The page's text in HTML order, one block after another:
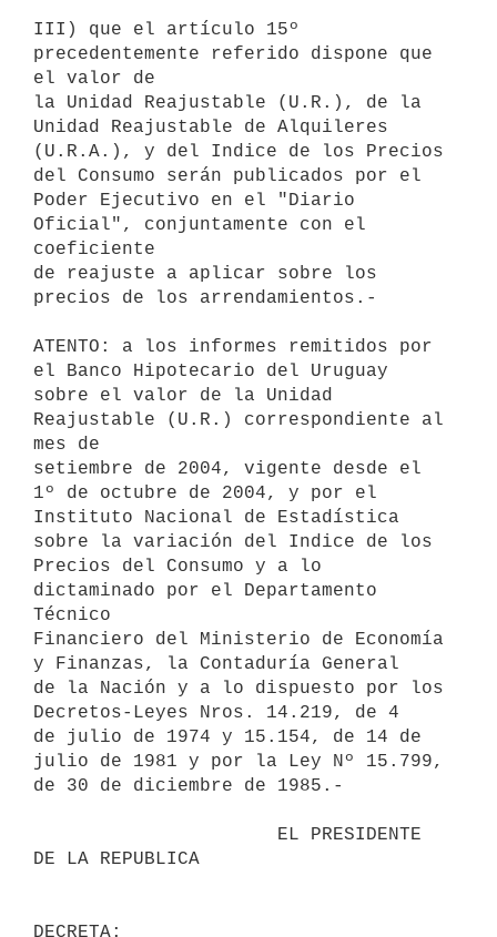
III) que el artículo 15º
precedentemente referido dispone que
el valor de
la Unidad Reajustable (U.R.), de la
Unidad Reajustable de Alquileres
(U.R.A.), y del Indice de los Precios
del Consumo serán publicados por el
Poder Ejecutivo en el "Diario
Oficial", conjuntamente con el
coeficiente
de reajuste a aplicar sobre los
precios de los arrendamientos.-
ATENTO: a los informes remitidos por
el Banco Hipotecario del Uruguay
sobre el valor de la Unidad
Reajustable (U.R.) correspondiente al
mes de
setiembre de 2004, vigente desde el
1º de octubre de 2004, y por el
Instituto Nacional de Estadística
sobre la variación del Indice de los
Precios del Consumo y a lo
dictaminado por el Departamento
Técnico
Financiero del Ministerio de Economía
y Finanzas, la Contaduría General
de la Nación y a lo dispuesto por los
Decretos-Leyes Nros. 14.219, de 4
de julio de 1974 y 15.154, de 14 de
julio de 1981 y por la Ley Nº 15.799,
de 30 de diciembre de 1985.-
DE LA REPUBLICA